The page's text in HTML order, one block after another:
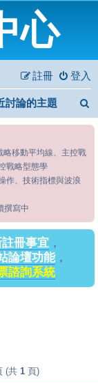
心
登入
註冊
討論的主題
略移動平均線、主控戰
戰略型態學
作、技術指標與波浪
撰寫中
冊事宜 ，
論壇功能，
諮詢系統
(共 1 頁)